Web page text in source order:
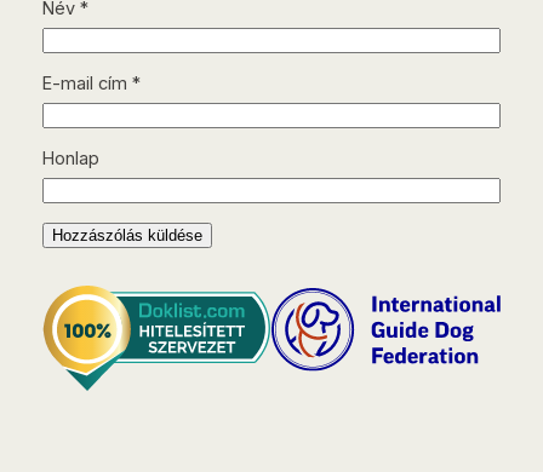
Név *
E-mail cím *
Honlap